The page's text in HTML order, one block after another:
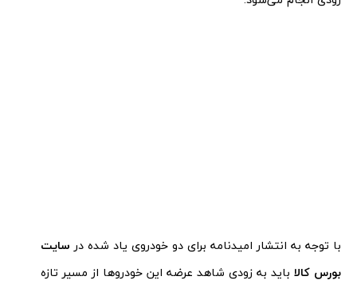
با توجه به انتشار امیدنامه برای دو خودروی یاد شده در سایت
بورس کالا باید به زودی شاهد عرضه این خودروها از مسیر تازه